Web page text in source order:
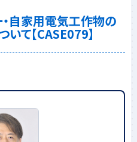
自家用電気工作物の
て【CASE079】